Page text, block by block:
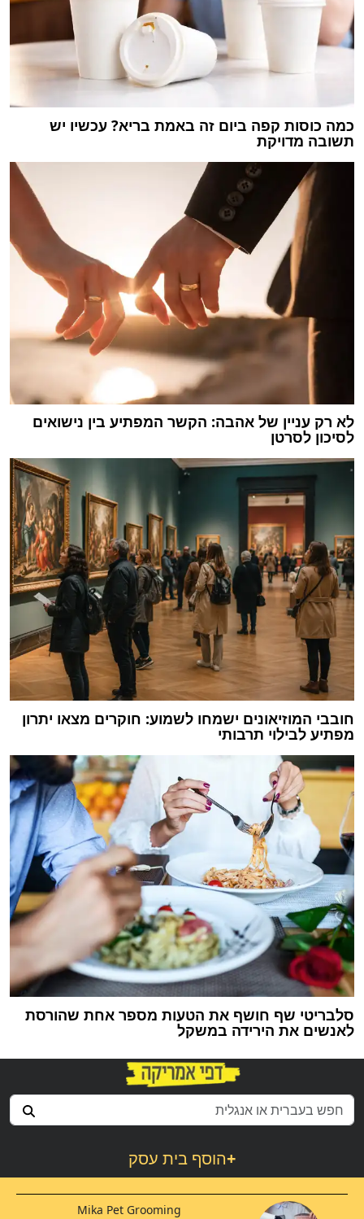
כמה כוסות קפה ביום זה באמת בריא? עכשיו יש
תשובה מדויקת
לא רק עניין של אהבה: הקשר המפתיע בין נישואים
לסיכון לסרטן
חובבי המוזיאונים ישמחו לשמוע: חוקרים מצאו יתרון
מפתיע לבילוי תרבותי
סלבריטי שף חושף את הטעות מספר אחת שהורסת
לאנשים את הירידה במשקל
הוסף בית עסק+
Mika Pet Grooming